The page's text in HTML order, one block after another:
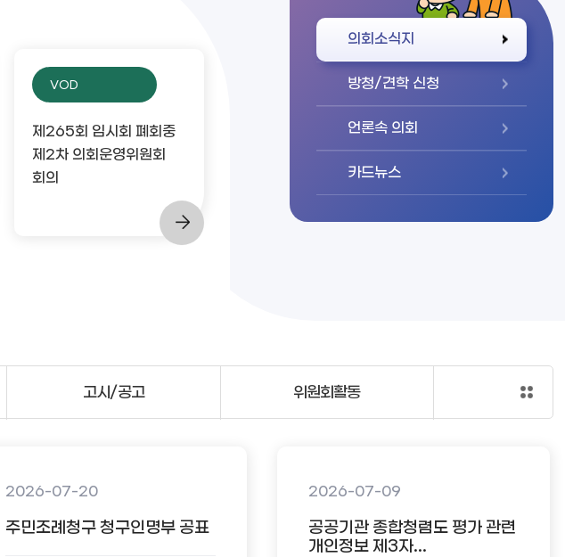
VOD
제265회 임시회 폐회중
제2차 의회운영위원회
회의
의회소식지
방청/견학 신청
언론속 의회
카드뉴스
2026-07-20
주민조례청구 청구인명부 공표
2026-07-09
공공기관 종합청렴도 평가 관련
개인정보 제3자...
고시/공고 위원회활동